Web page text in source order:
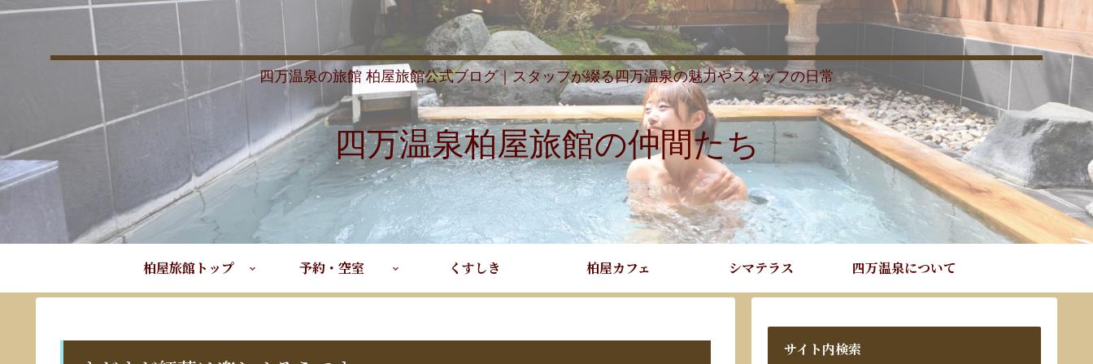
四万温泉の旅館 柏屋旅館公式ブログ｜スタッフが綴る四万温泉の魅力やスタッフの日常
四万温泉柏屋旅館の仲間たち
柏屋旅館トップ 予約・空室 くすしき 柏屋カフェ シマテラス 四万温泉について
サイト内検索